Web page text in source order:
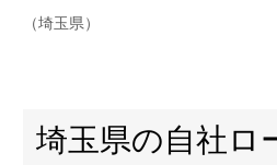
（埼玉県）
埼玉県の自社ロ